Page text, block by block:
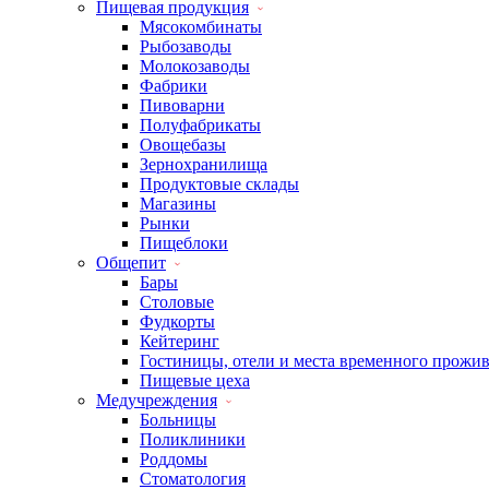
Пищевая продукция
Мясокомбинаты
Рыбозаводы
Молокозаводы
Фабрики
Пивоварни
Полуфабрикаты
Овощебазы
Зернохранилища
Продуктовые склады
Магазины
Рынки
Пищеблоки
Общепит
Бары
Столовые
Фудкорты
Кейтеринг
Гостиницы, отели и места временного
Пищевые цеха
Медучреждения
Больницы
Поликлиники
Роддомы
Стоматология